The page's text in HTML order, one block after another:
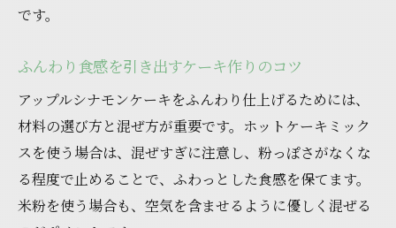
ント
混ぜるだけで簡単ケーキのふんわり食感を
実現
アップルシナモンケーキを気軽に楽しむ方
法
ホットケーキミックスで作る人気ケーキア
です。
ふんわり食感を引き出すケーキ作りのコツ
アップルシナモンケーキをふんわり仕上げるためには、
材料の選び方と混ぜ方が重要です。ホットケーキミック
スを使う場合は、混ぜすぎに注意し、粉っぽさがなくな
る程度で止めることで、ふわっとした食感を保てます。
米粉を使う場合も、空気を含ませるように優しく混ぜる